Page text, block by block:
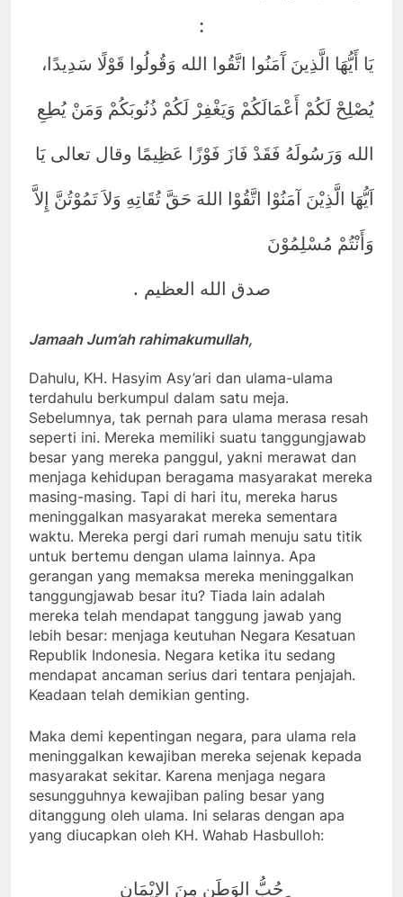
:
يَا أَيُّهَا الَّذِينَ آَمَنُوا اتَّقُوا الله وَقُولُوا قَوْلًا سَدِيدًا،
يُصْلِحْ لَكُمْ أَعْمَالَكُمْ وَيَغْفِرْ لَكُمْ ذُنُوبَكُمْ وَمَنْ يُطِعِ
الله وَرَسُولَهُ فَقَدْ فَازَ فَوْزًا عَظِيمًا وقال تعالى يَا
اَيُّهَا الَّذِيْنَ آمَنُوْا اتَّقُوْا اللهَ حَقَّ تُقَاتِهِ وَلاَ تَمُوْتُنَّ إِلاَّ
وَأَنْتُمْ مُسْلِمُوْنَ
. صدق الله العظيم
Jamaah Jum’ah rahimakumullah,
Dahulu, KH. Hasyim Asy’ari dan ulama-ulama
terdahulu berkumpul dalam satu meja.
Sebelumnya, tak pernah para ulama merasa resah
seperti ini. Mereka memiliki suatu tanggungjawab
besar yang mereka panggul, yakni merawat dan
menjaga kehidupan beragama masyarakat mereka
masing-masing. Tapi di hari itu, mereka harus
meninggalkan masyarakat mereka sementara
waktu. Mereka pergi dari rumah menuju satu titik
untuk bertemu dengan ulama lainnya. Apa
gerangan yang memaksa mereka meninggalkan
tanggungjawab besar itu? Tiada lain adalah
mereka telah mendapat tanggung jawab yang
lebih besar: menjaga keutuhan Negara Kesatuan
Republik Indonesia. Negara ketika itu sedang
mendapat ancaman serius dari tentara penjajah.
Keadaan telah demikian genting.
Maka demi kepentingan negara, para ulama rela
meninggalkan kewajiban mereka sejenak kepada
masyarakat sekitar. Karena menjaga negara
sesungguhnya kewajiban paling besar yang
ditanggung oleh ulama. Ini selaras dengan apa
yang diucapkan oleh KH. Wahab Hasbulloh:
ِحُبُّ الوَطَنِ مِنَ الإِيْمَان